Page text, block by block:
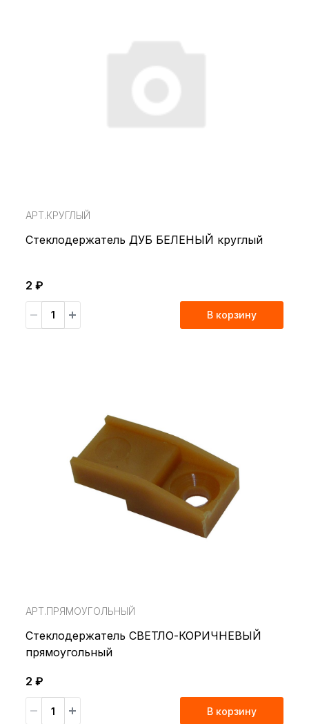
АРТ.КРУГЛЫЙ
Стеклодержатель ДУБ БЕЛЕНЫЙ круглый
2 ₽
В корзину
АРТ.ПРЯМОУГОЛЬНЫЙ
Стеклодержатель СВЕТЛО-КОРИЧНЕВЫЙ
прямоугольный
2 ₽
В корзину